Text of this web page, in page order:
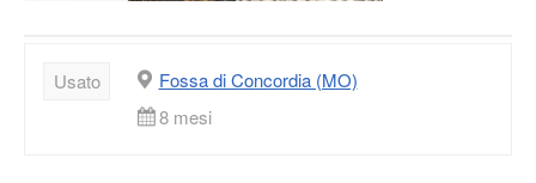
Usato
Fossa di Concordia (MO)
8 mesi